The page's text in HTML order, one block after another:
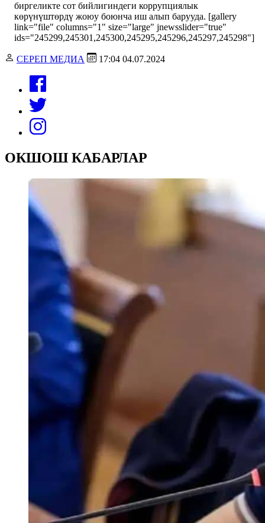
биргеликте сот бийлигиндеги коррупциялык
көрүнүштөрдү жоюу боюнча иш алып барууда. [gallery
link="file" columns="1" size="large" jnewsslider="true"
ids="245299,245301,245300,245295,245296,245297,245298"]
СЕРЕП МЕДИА 17:04 04.07.2024
ОКШОШ КАБАРЛАР